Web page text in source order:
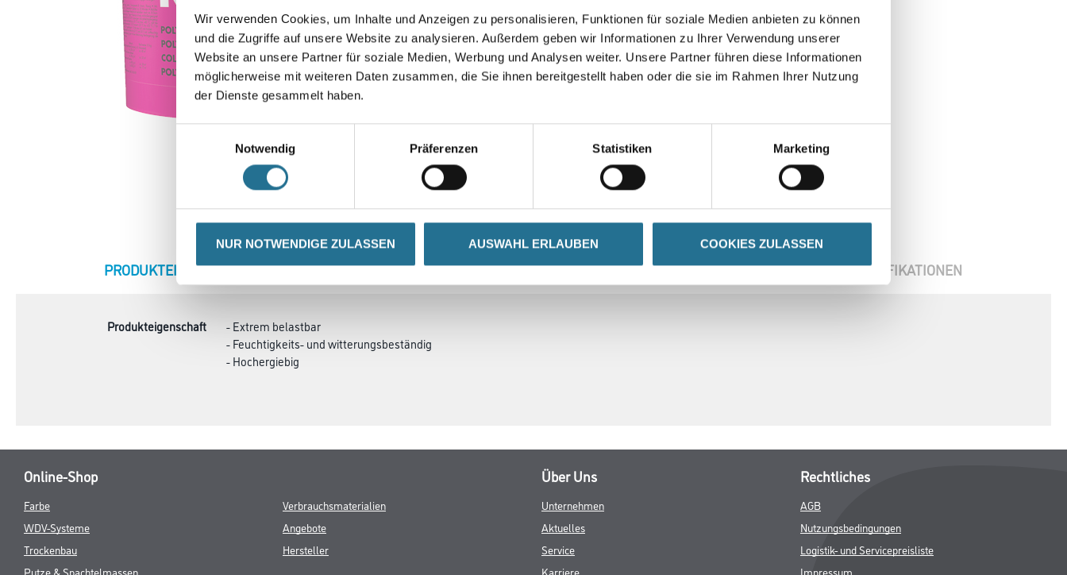
Wir verwenden Cookies, um Inhalte und Anzeigen zu personalisieren, Funktionen für soziale Medien anbieten zu können
und die Zugriffe auf unsere Website zu analysieren. Außerdem geben wir Informationen zu Ihrer Verwendung unserer
Website an unsere Partner für soziale Medien, Werbung und Analysen weiter. Unsere Partner führen diese Informationen
möglicherweise mit weiteren Daten zusammen, die Sie ihnen bereitgestellt haben oder die sie im Rahmen Ihrer Nutzung
der Dienste gesammelt haben.
Notwendig
Präferenzen Statistiken Marketing
NUR NOTWENDIGE ZULASSEN AUSWAHL ERLAUBEN COOKIES ZULASSEN
Gebinde
CURRENT
PRODUKTEIGENSCHAFTEN ZUSATZINFOS GEFAHRENHINWEISE DATENBLÄTTER SPEZIFIKATIONEN
Produkteigenschaft
- Extrem belastbar
- Feuchtigkeits- und witterungsbeständig
- Hochergiebig
Online-Shop
Farbe
WDV-Systeme
Trockenbau
Putze & Spachtelmassen
Verbrauchsmaterialien
Angebote
Hersteller
Über Uns
Unternehmen
Aktuelles
Service
Karriere
Rechtliches
AGB
Nutzungsbedingungen
Logistik- und Servicepreisliste
Impressum